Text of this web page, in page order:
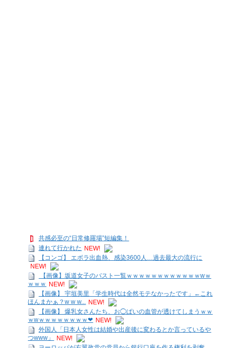
共感必至の“日常修羅場”短編集！
連れて行かれた NEW!
【コンゴ】 エボラ出血熱、感染3600人…過去最大の流行に
NEW!
【画像】坂道女子のバスト一覧ｗｗｗｗｗｗｗｗｗｗｗｗwｗ
ｗｗｗ NEW!
【画像】 宇垣美里「学生時代は全然モテなかったです」←これ
ほんまかぁ？w w w... NEW!
【画像】 爆乳女さんたち、お◯ぱいの血管が透けてしまうｗｗ
ｗwｗｗｗｗｗｗｗｗ❤ NEW!
外国人「日本人女性は結婚や出産後に変わるとか言っているや
つwww」
NEW!